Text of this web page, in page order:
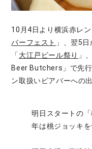
10月4日より横浜赤レ
バーフェスト 」、翌5
「 大江戸ビール祭り 」
Beer Butchers」で先
ン取扱いビアバーへの
明日スタートの
年は桃ジョッキを